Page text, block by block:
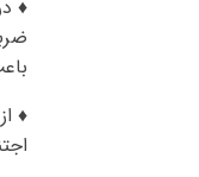
♦
♦